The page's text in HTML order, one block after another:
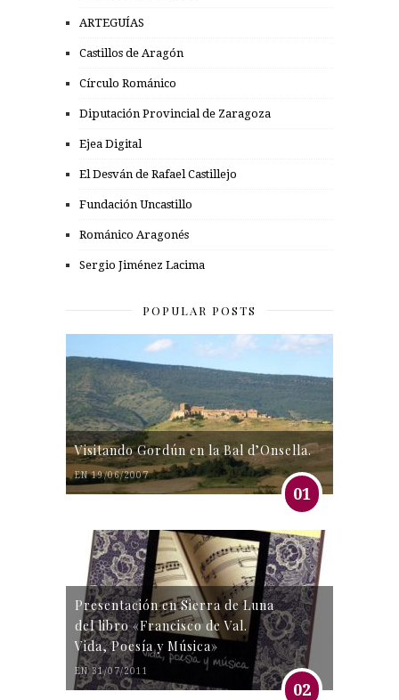
ARTEGUÍAS
Castillos de Aragón
Círculo Románico
Diputación Provincial de Zaragoza
Ejea Digital
El Desván de Rafael Castillejo
Fundación Uncastillo
Románico Aragonés
Sergio Jiménez Lacima
POPULAR POSTS
Visitando Gordún en la Bal d’Onsella.
EN 19/06/2007
01
Presentación en Sierra de Luna
del libro «Francisco de Val.
Vida, Poesía y Música»
EN 31/07/2011
02